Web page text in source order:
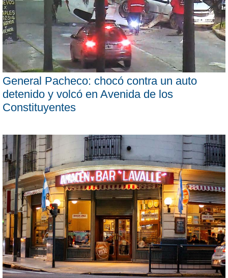
General Pacheco: chocó contra un auto
detenido y volcó en Avenida de los
Constituyentes